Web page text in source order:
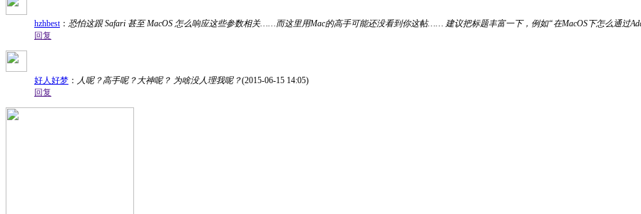
hzhbest： 恐怕这跟 Safari 甚至 MacOS 怎么响应这些参数相关……而这里用Mac的高手可能还没看到你这帖…… 建议把标题丰富一下，例如“在MacOS下怎么通过
回复
好人好梦 ： 人呢？高手呢？大神呢？ 为啥没人理我呢？(2015-06-15 14:05)
回复